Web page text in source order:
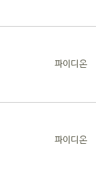
파이디온
파이디온